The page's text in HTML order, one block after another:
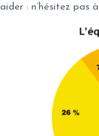
aider : n’hésitez pas